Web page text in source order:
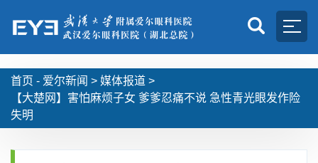
首页 - 爱尔新闻 > 媒体报道 >
【大楚网】害怕麻烦子女 爹爹忍痛不说 急性青光眼发作险
失明